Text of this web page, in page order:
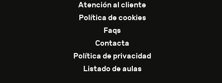
Atención al cliente
Política de cookies
Faqs
Contacta
Política de privacidad
Listado de aulas